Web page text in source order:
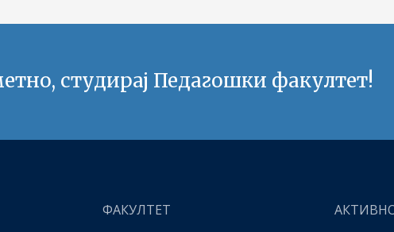
студирај Педагошки факултет!
ФАКУЛТЕТ